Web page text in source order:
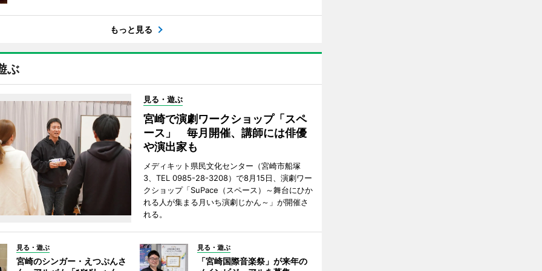
もっと見る
ぶ
見る・遊ぶ
宮崎で演劇ワークショップ「スペ
ース」 毎月開催、講師には俳優
や演出家も
メディキット県民文化センター（宮崎市船塚
3、TEL 0985-28-3208）で8月15日、演劇ワー
クショップ「SuPace（スペース）～舞台にひか
れる人が集まる月いち演劇じかん～」が開催さ
れる。
見る・遊ぶ
宮崎のシンガー・えつぷんさ
見る・遊ぶ
「宮崎国際音楽祭」が来年の